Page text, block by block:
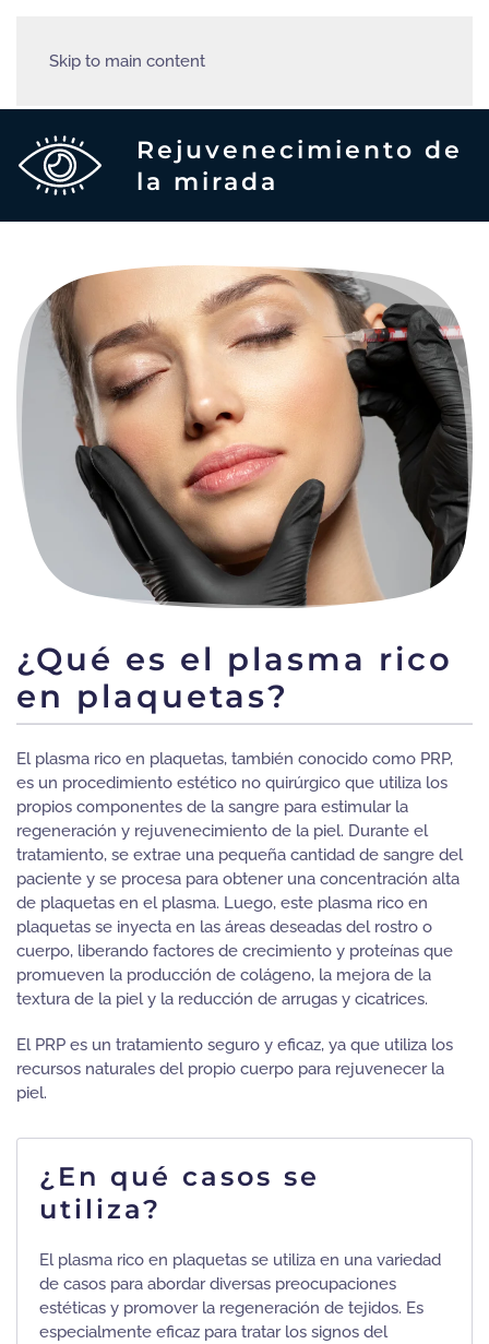
Skip to main content
Rejuvenecimiento de
la mirada
¿Qué es el plasma rico
en plaquetas?
El plasma rico en plaquetas, también conocido como PRP,
es un procedimiento estético no quirúrgico que utiliza los
propios componentes de la sangre para estimular la
regeneración y rejuvenecimiento de la piel. Durante el
tratamiento, se extrae una pequeña cantidad de sangre del
paciente y se procesa para obtener una concentración alta
de plaquetas en el plasma. Luego, este plasma rico en
plaquetas se inyecta en las áreas deseadas del rostro o
cuerpo, liberando factores de crecimiento y proteínas que
promueven la producción de colágeno, la mejora de la
textura de la piel y la reducción de arrugas y cicatrices.
El PRP es un tratamiento seguro y eficaz, ya que utiliza los
recursos naturales del propio cuerpo para rejuvenecer la
piel.
¿En qué casos se
utiliza?
El plasma rico en plaquetas se utiliza en una variedad
de casos para abordar diversas preocupaciones
estéticas y promover la regeneración de tejidos. Es
especialmente eficaz para tratar los signos del